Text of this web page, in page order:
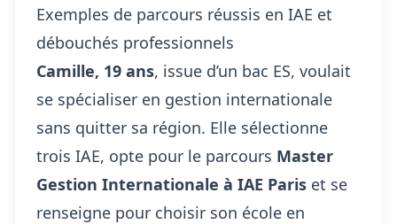
Exemples de parcours réussis en IAE et
débouchés professionnels
Camille, 19 ans, issue d’un bac ES, voulait
se spécialiser en gestion internationale
sans quitter sa région. Elle sélectionne
trois IAE, opte pour le parcours Master
Gestion Internationale à IAE Paris et se
renseigne pour choisir son école en